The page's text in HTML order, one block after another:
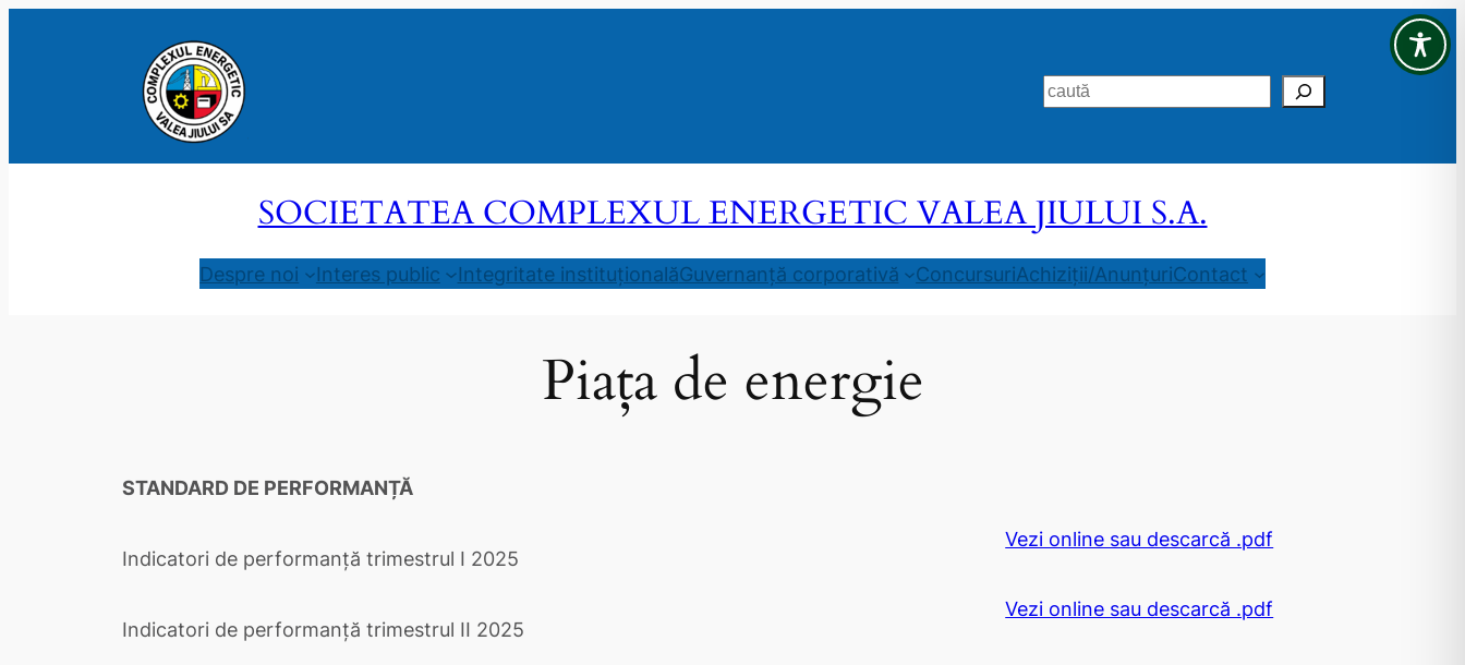
Search
SOCIETATEA COMPLEXUL ENERGETIC VALEA JIULUI S.A.
Despre noi Interes public Integritate instituționalăGuvernanță corporativă ConcursuriAchiziții/AnunțuriContact
Piața de energie
STANDARD DE PERFORMANȚĂ
Indicatori de performanță trimestrul I 2025
Vezi online sau descarcă .pdf
Indicatori de performanță trimestrul II 2025
Vezi online sau descarcă .pdf